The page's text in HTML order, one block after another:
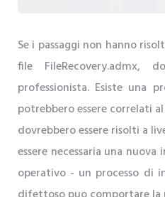
Se i passaggi non hanno
file FileRecovery.admx,
professionista. Esiste una
potrebbero essere correlati
dovrebbero essere risolti a
essere necessaria una
operativo - un processo di